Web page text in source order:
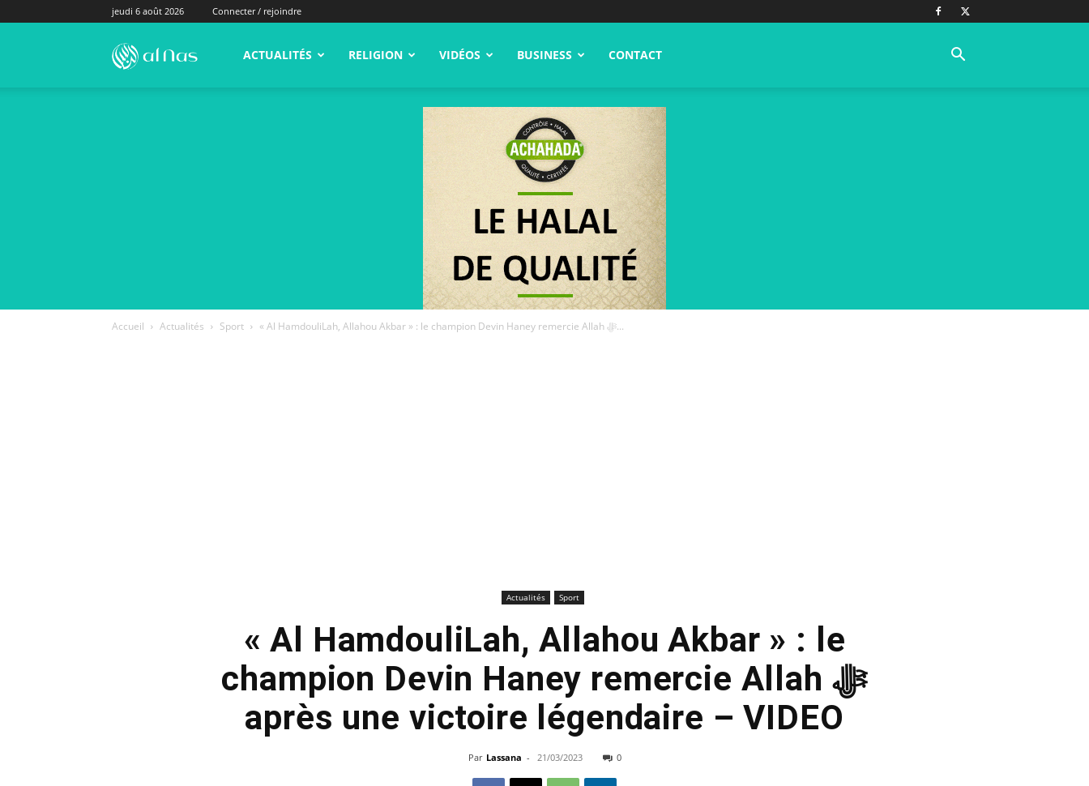
jeudi 6 août 2026 Connecter / rejoindre
alNas.fr ACTUALITÉS RELIGION VIDÉOS BUSINESS CONTACT
Accueil Actualités Sport « Al HamdouliLah, Allahou Akbar » : le champion Devin Haney remercie Allah ﷻ...
Actualités Sport
« Al HamdouliLah, Allahou Akbar » : le
champion Devin Haney remercie Allah ﷻ
après une victoire légendaire – VIDEO
Par Lassana - 21/03/2023 0